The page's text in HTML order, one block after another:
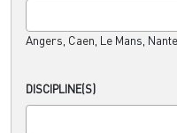
Angers, Caen, Le Mans,
DISCIPLINE(S)